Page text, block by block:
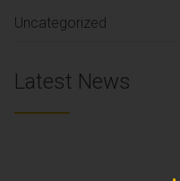
Uncategorized
Latest News